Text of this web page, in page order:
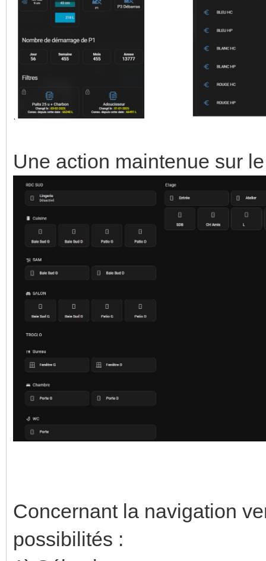
Une action maintenue sur
Concernant la navigation
possibilités :